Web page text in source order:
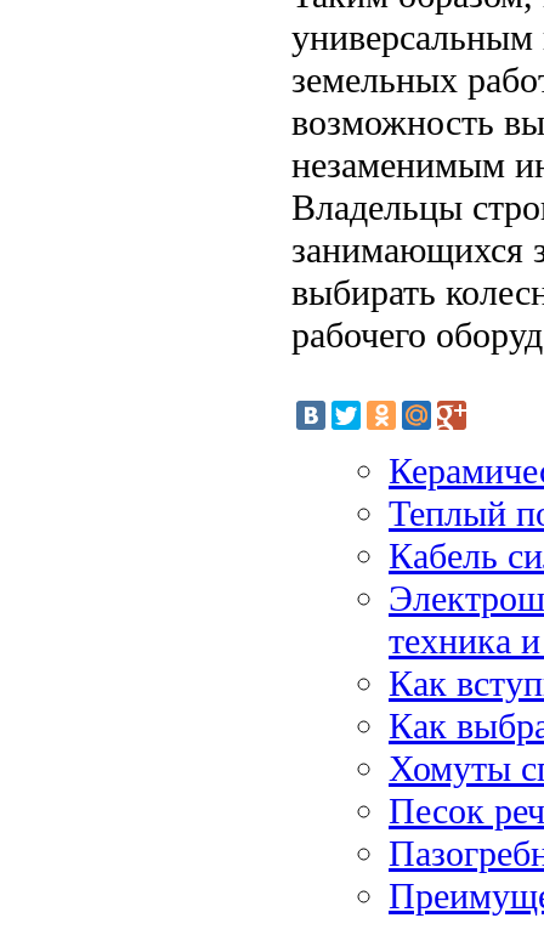
земельных
возможность
незаменимым
Владельцы
занимающихся
выбирать
рабочего
Теплый
Кабель
техника
Как
Как
Хомуты
Песок